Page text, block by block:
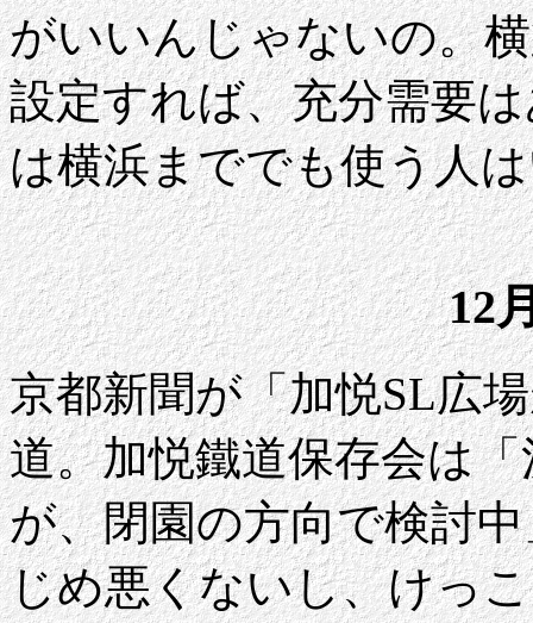
がいいんじゃないの。
設定すれば、充分需要
は横浜まででも使う人
12
京都新聞が「加悦SL広
道。加悦鐵道保存会は
が、閉園の方向で検討
じめ悪くないし、けっ